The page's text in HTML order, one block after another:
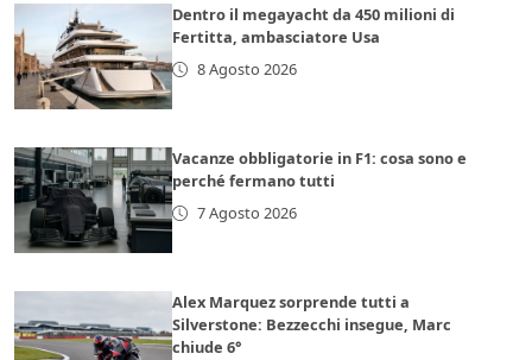
Dentro il megayacht da 450 milioni di
Fertitta, ambasciatore Usa
8 Agosto 2026
Vacanze obbligatorie in F1: cosa sono e
perché fermano tutti
7 Agosto 2026
Alex Marquez sorprende tutti a
Silverstone: Bezzecchi insegue, Marc
chiude 6°